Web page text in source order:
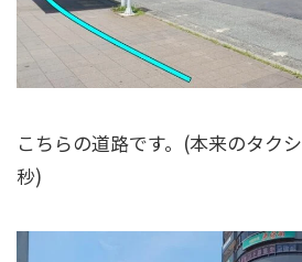
こちらの道路です。(本来のタク
秒)